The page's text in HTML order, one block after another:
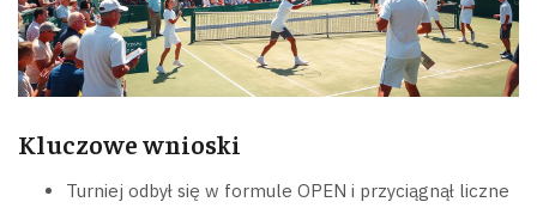
Kluczowe wnioski
Turniej odbył się w formule OPEN i przyciągnął liczne